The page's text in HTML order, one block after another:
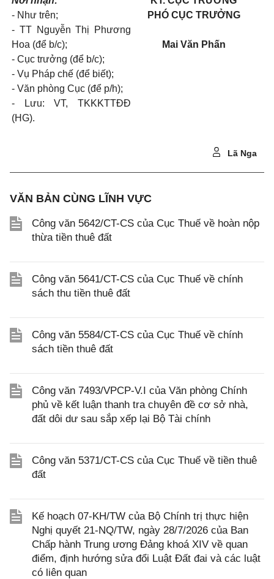
- Như trên;
- TT Nguyễn Thị Phương
Hoa (để b/c);
- Cục trưởng (để b/c);
- Vụ Pháp chế (để biết);
- Văn phòng Cục (để p/h);
- Lưu: VT, TKKKTTĐĐ
(HG).
PHÓ CỤC TRƯỞNG
Mai Văn Phấn
Lã Nga
VĂN BẢN CÙNG LĨNH VỰC
Công văn 5642/CT-CS của Cục Thuế về hoàn nộp
thừa tiền thuê đất
Công văn 5641/CT-CS của Cục Thuế về chính
sách thu tiền thuê đất
Công văn 5584/CT-CS của Cục Thuế về chính
sách tiền thuê đất
Công văn 7493/VPCP-V.I của Văn phòng Chính
phủ về kết luận thanh tra chuyên đề cơ sở nhà,
đất dôi dư sau sắp xếp lại Bộ Tài chính
Công văn 5371/CT-CS của Cục Thuế về tiền thuê
đất
Kế hoạch 07-KH/TW của Bộ Chính trị thực hiện
Nghị quyết 21-NQ/TW, ngày 28/7/2026 của Ban
Chấp hành Trung ương Đảng khoá XIV về quan
điểm, định hướng sửa đổi Luật Đất đai và các luật
có liên quan